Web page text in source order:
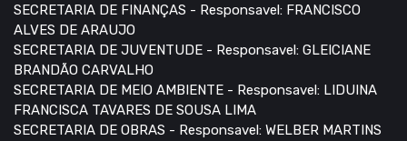
SECRETARIA DE FINANÇAS - Responsavel: FRANCISCO
ALVES DE ARAUJO
SECRETARIA DE JUVENTUDE - Responsavel: GLEICIANE
BRANDÃO CARVALHO
SECRETARIA DE MEIO AMBIENTE - Responsavel: LIDUINA
FRANCISCA TAVARES DE SOUSA LIMA
SECRETARIA DE OBRAS - Responsavel: WELBER MARTINS